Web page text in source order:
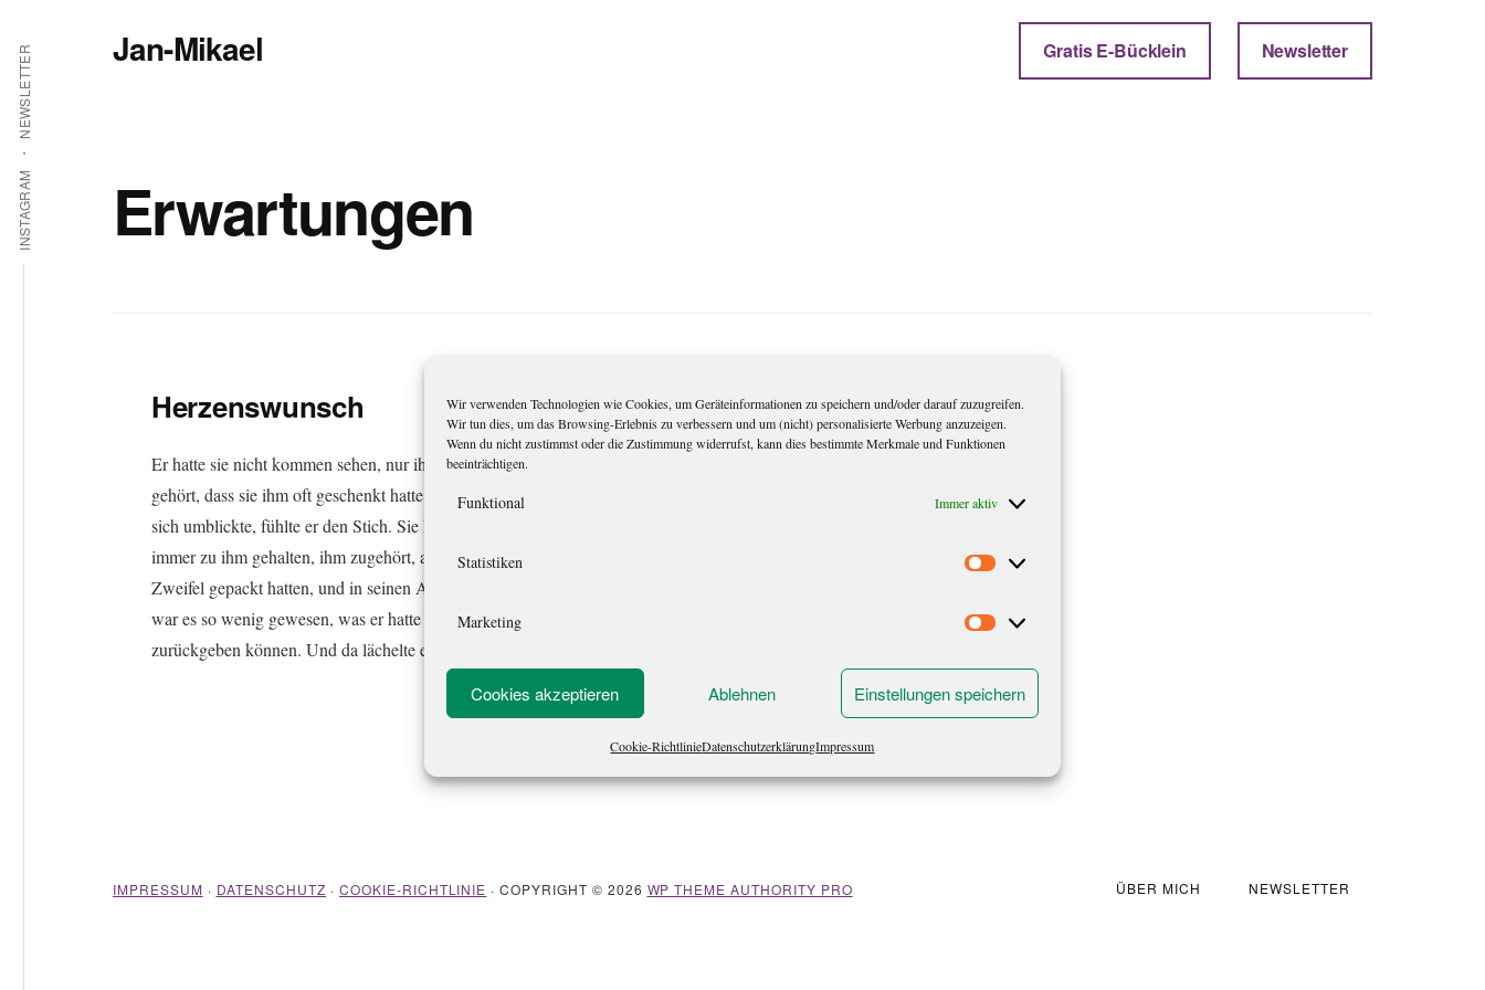
Wir verwenden Technologien wie Cookies, um Geräteinformationen zu speichern und/oder darauf zuzugreifen.
Wir tun dies, um das Browsing-Erlebnis zu verbessern und um (nicht) personalisierte Werbung anzuzeigen.
Wenn du nicht zustimmst oder die Zustimmung widerrufst, kann dies bestimmte Merkmale und Funktionen
beeinträchtigen.
Funktional Immer aktiv
Statistiken
Statistiken
Marketing
Marketing
Cookies akzeptieren Ablehnen Einstellungen speichern
Cookie-RichtlinieDatenschutzerklärungImpressum
springen
Additional
menu
INSTAGRAM
NEWSLETTER Jan-Mikael Gratis E-Bücklein Newsletter
Erwartungen
Herzenswunsch
Er hatte sie nicht kommen sehen, nur ihr Lachen
gehört, dass sie ihm oft geschenkt hatte. Als er
sich umblickte, fühlte er den Stich. Sie hatte
immer zu ihm gehalten, ihm zugehört, als ihn
Zweifel gepackt hatten, und in seinen Augen
war es so wenig gewesen, was er hatte
zurückgeben können. Und da lächelte er […]
ÜBER MICH NEWSLETTER
IMPRESSUM · DATENSCHUTZ · COOKIE-RICHTLINIE · COPYRIGHT © 2026 WP THEME AUTHORITY PRO